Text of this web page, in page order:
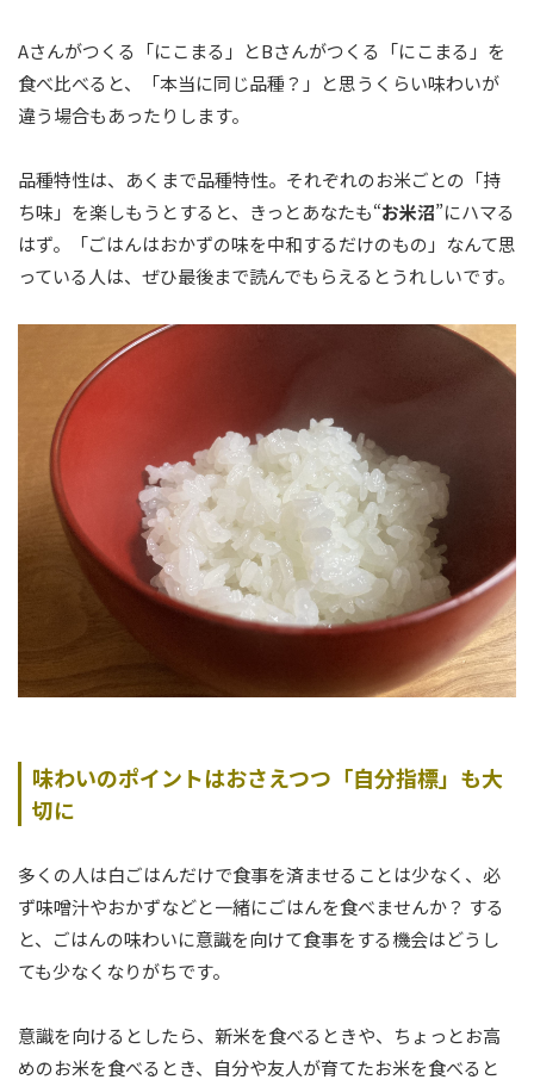
Aさんがつくる「にこまる」とBさんがつくる「にこまる」を
食べ比べると、「本当に同じ品種？」と思うくらい味わいが
違う場合もあったりします。
品種特性は、あくまで品種特性。それぞれのお米ごとの「持
ち味」を楽しもうとすると、きっとあなたも“お米沼”にハマる
はず。「ごはんはおかずの味を中和するだけのもの」なんて思
っている人は、ぜひ最後まで読んでもらえるとうれしいです。
味わいのポイントはおさえつつ「自分指標」も大
切に
多くの人は白ごはんだけで食事を済ませることは少なく、必
ず味噌汁やおかずなどと一緒にごはんを食べませんか？ する
と、ごはんの味わいに意識を向けて食事をする機会はどうし
ても少なくなりがちです。
意識を向けるとしたら、新米を食べるときや、ちょっとお高
めのお米を食べるとき、自分や友人が育てたお米を食べると